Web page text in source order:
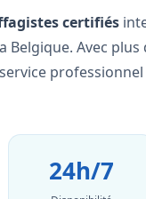
certifiés
Belgique. Avec plus
24h/7